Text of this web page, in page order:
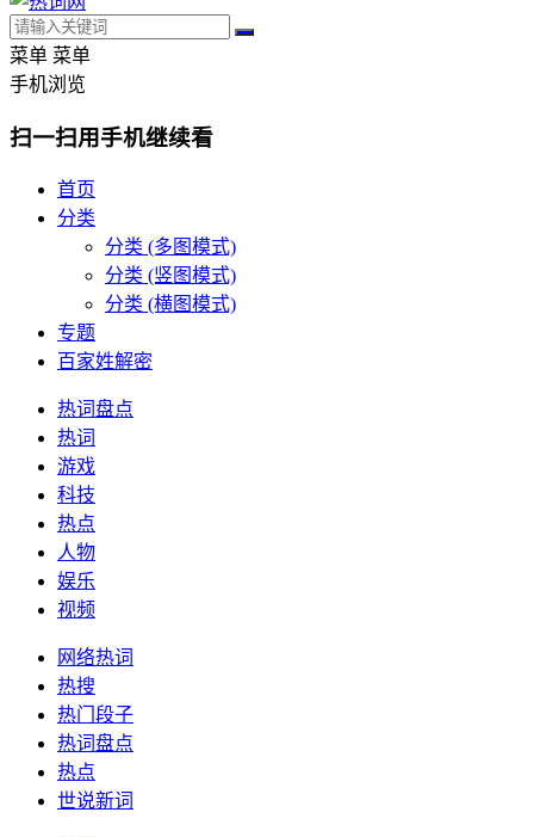
菜单 菜单
手机浏览
扫一扫用手机继续看
首页
分类
分类 (多图模式)
分类 (竖图模式)
分类 (横图模式)
专题
百家姓解密
热词盘点
热词
游戏
科技
热点
人物
娱乐
视频
网络热词
热搜
热门段子
热词盘点
热点
世说新词